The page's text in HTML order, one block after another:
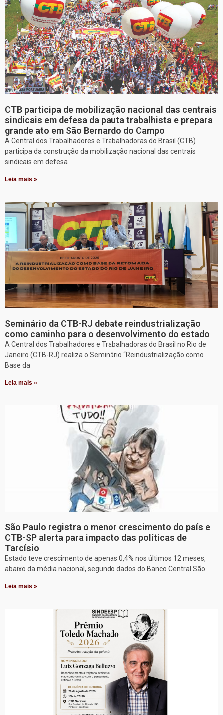
CTB participa de mobilização nacional das centrais
sindicais em defesa da pauta trabalhista e prepara
grande ato em São Bernardo do Campo
A Central dos Trabalhadores e Trabalhadoras do Brasil (CTB)
participa da construção da mobilização nacional das centrais
sindicais em defesa
Leia mais »
Seminário da CTB-RJ debate reindustrialização
como caminho para o desenvolvimento do estado
A Central dos Trabalhadores e Trabalhadoras do Brasil no Rio de
Janeiro (CTB-RJ) realiza o Seminário “Reindustrialização como
Base da
Leia mais »
São Paulo registra o menor crescimento do país e
CTB-SP alerta para impacto das políticas de
Tarcísio
Estado teve crescimento de apenas 0,4% nos últimos 12 meses,
abaixo da média nacional, segundo dados do Banco Central São
Leia mais »